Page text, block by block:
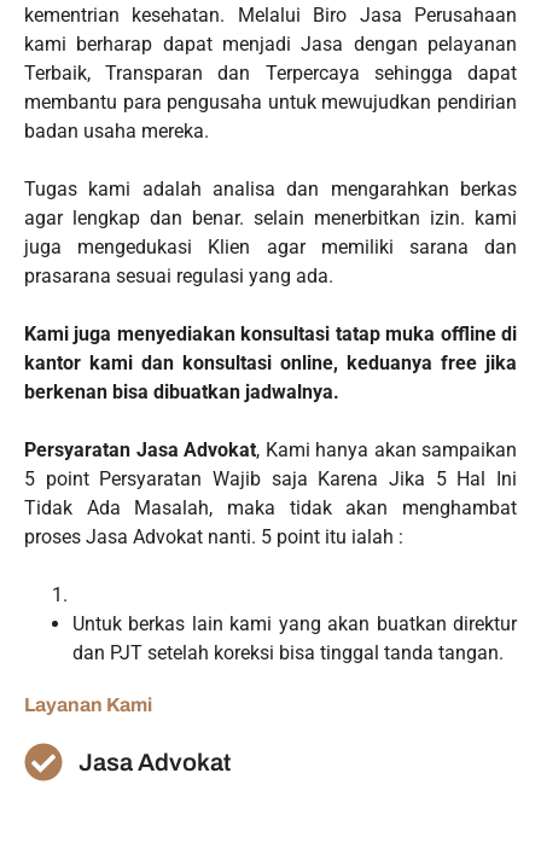
Layanan Kami
Jasa Advokat
kementrian kesehatan. Melalui Biro Jasa Perusahaan
kami berharap dapat menjadi Jasa dengan pelayanan
Terbaik, Transparan dan Terpercaya sehingga dapat
membantu para pengusaha untuk mewujudkan pendirian
badan usaha mereka.
Tugas kami adalah analisa dan mengarahkan berkas
agar lengkap dan benar. selain menerbitkan izin. kami
juga mengedukasi Klien agar memiliki sarana dan
prasarana sesuai regulasi yang ada.
Kami juga menyediakan konsultasi tatap muka offline di
kantor kami dan konsultasi online, keduanya free jika
berkenan bisa dibuatkan jadwalnya.
Persyaratan Jasa Advokat, Kami hanya akan sampaikan
5 point Persyaratan Wajib saja Karena Jika 5 Hal Ini
Tidak Ada Masalah, maka tidak akan menghambat
proses Jasa Advokat nanti. 5 point itu ialah :
Untuk berkas lain kami yang akan buatkan direktur
dan PJT setelah koreksi bisa tinggal tanda tangan.